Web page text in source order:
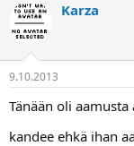
Karza
9.10.2013
Tänään oli
kandee ehkä ihan